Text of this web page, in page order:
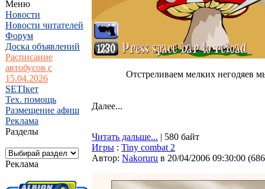
Меню
Новости
Новости читателей
Форум
Доска объявлений
Расписание
автобусов с
15.04.2026
SETIкет
Тех. помощь
Размещение афиш
Реклама
Разделы
Реклама
Отстреливаем мелких негодяев
Далее...
Читать дальше... | 580 байт
Игры : Tiny combat 2
Автор: Nakoruru в 20/04/2006 09:30:00 (